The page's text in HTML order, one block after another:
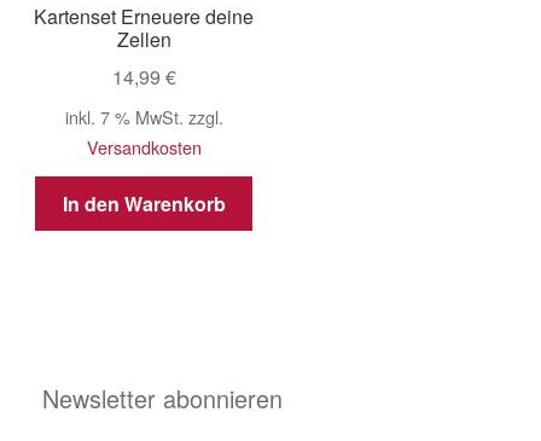
Kartenset Erneuere deine
Zellen
14,99 €
inkl. 7 % MwSt. zzgl.
Versandkosten
In den Warenkorb
Newsletter abonnieren